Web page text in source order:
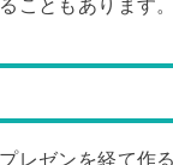
こともあります。
レゼンを経て作